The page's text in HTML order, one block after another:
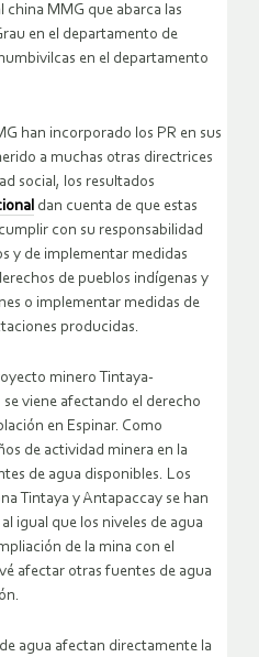
china MMG que abarca las
en el departamento de
en el departamento
han incorporado los PR en sus
a muchas otras directrices
social, los resultados
dan cuenta de que estas
con su responsabilidad
y de implementar medidas
de pueblos indígenas y
o implementar medidas de
producidas.
minero Tintaya-
viene afectando el derecho
en Espinar. Como
de actividad minera en la
de agua disponibles. Los
Tintaya y Antapaccay se han
igual que los niveles de agua
de la mina con el
afectar otras fuentes de agua
agua afectan directamente la